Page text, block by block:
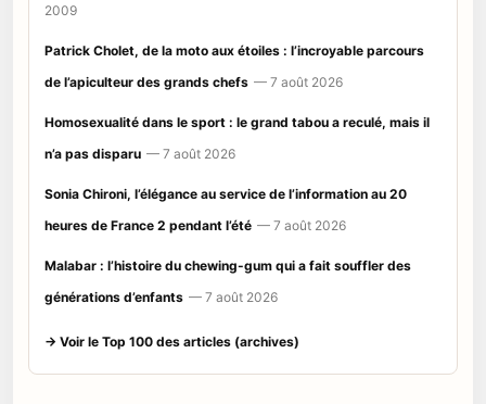
2009
Patrick Cholet, de la moto aux étoiles : l’incroyable parcours
de l’apiculteur des grands chefs — 7 août 2026
Homosexualité dans le sport : le grand tabou a reculé, mais il
n’a pas disparu — 7 août 2026
Sonia Chironi, l’élégance au service de l’information au 20
heures de France 2 pendant l’été — 7 août 2026
Malabar : l’histoire du chewing-gum qui a fait souffler des
générations d’enfants — 7 août 2026
→ Voir le Top 100 des articles (archives)